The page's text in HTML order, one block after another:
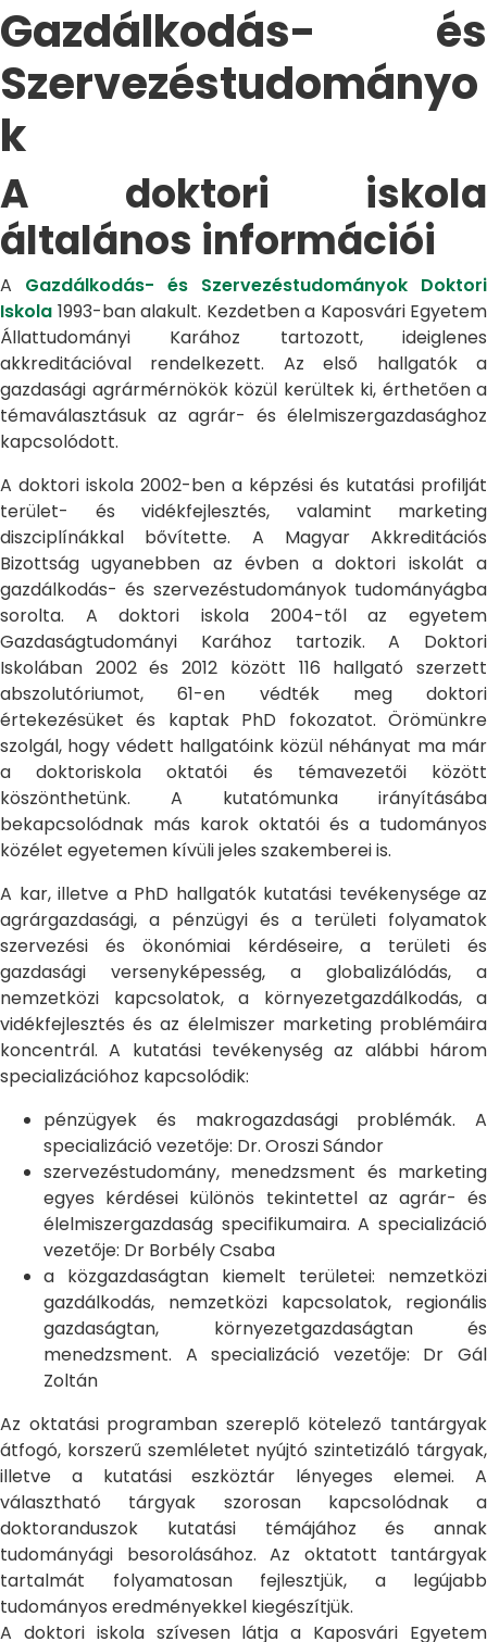
Gazdálkodás- és
Szervezéstudományo
k
A doktori iskola
általános információi
A Gazdálkodás- és Szervezéstudományok Doktori
Iskola 1993-ban alakult. Kezdetben a Kaposvári Egyetem
Állattudományi Karához tartozott, ideiglenes
akkreditációval rendelkezett. Az első hallgatók a
gazdasági agrármérnökök közül kerültek ki, érthetően a
témaválasztásuk az agrár- és élelmiszergazdasághoz
kapcsolódott.
A doktori iskola 2002-ben a képzési és kutatási profilját
terület- és vidékfejlesztés, valamint marketing
diszciplínákkal bővítette. A Magyar Akkreditációs
Bizottság ugyanebben az évben a doktori iskolát a
gazdálkodás- és szervezéstudományok tudományágba
sorolta. A doktori iskola 2004-től az egyetem
Gazdaságtudományi Karához tartozik. A Doktori
Iskolában 2002 és 2012 között 116 hallgató szerzett
abszolutóriumot, 61-en védték meg doktori
értekezésüket és kaptak PhD fokozatot. Örömünkre
szolgál, hogy védett hallgatóink közül néhányat ma már
a doktoriskola oktatói és témavezetői között
köszönthetünk. A kutatómunka irányításába
bekapcsolódnak más karok oktatói és a tudományos
közélet egyetemen kívüli jeles szakemberei is.
A kar, illetve a PhD hallgatók kutatási tevékenysége az
agrárgazdasági, a pénzügyi és a területi folyamatok
szervezési és ökonómiai kérdéseire, a területi és
gazdasági versenyképesség, a globalizálódás, a
nemzetközi kapcsolatok, a környezetgazdálkodás, a
vidékfejlesztés és az élelmiszer marketing problémáira
koncentrál. A kutatási tevékenység az alábbi három
specializációhoz kapcsolódik:
pénzügyek és makrogazdasági problémák. A
specializáció vezetője: Dr. Oroszi Sándor
szervezéstudomány, menedzsment és marketing
egyes kérdései különös tekintettel az agrár- és
élelmiszergazdaság specifikumaira. A specializáció
vezetője: Dr Borbély Csaba
a közgazdaságtan kiemelt területei: nemzetközi
gazdálkodás, nemzetközi kapcsolatok, regionális
gazdaságtan, környezetgazdaságtan és
menedzsment. A specializáció vezetője: Dr Gál
Zoltán
Az oktatási programban szereplő kötelező tantárgyak
átfogó, korszerű szemléletet nyújtó szintetizáló tárgyak,
illetve a kutatási eszköztár lényeges elemei. A
választható tárgyak szorosan kapcsolódnak a
doktoranduszok kutatási témájához és annak
tudományági besorolásához. Az oktatott tantárgyak
tartalmát folyamatosan fejlesztjük, a legújabb
tudományos eredményekkel kiegészítjük.
A doktori iskola szívesen látja a Kaposvári Egyetem